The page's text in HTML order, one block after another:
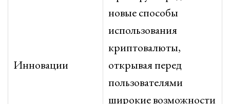
Инновации
новые способы
использования
криптовалюты,
открывая перед
пользователями
широкие возможности